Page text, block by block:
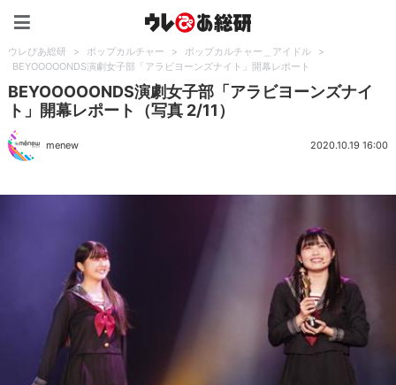
ウレぴあ総研 > ポップカルチャー > ポップカルチャー＿アイドル
>
BEYOOOOONDS演劇女子部「アラビヨーンズナイト」開幕レポート
BEYOOOOONDS演劇女子部「アラビヨーンズナイ
ト」開幕レポート（写真 2/11）
menew 2020.10.19 16:00